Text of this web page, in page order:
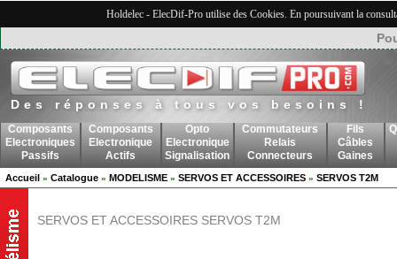
Holdelec - ElecDif-Pro utilise des Cookies. En poursuivant la
Des réponses à tous vos besoins !
Composants
Electroniques
Passifs
Composants
Electronique
Actifs
Opto
Electronique
Signalisation
Commutateurs
Relais
Connecteurs
Fils
Câbles
Gaines
Accueil » Catalogue » MODELISME » SERVOS ET ACCESSOIRES » SERVOS T2M
SERVOS ET ACCESSOIRES SERVOS T2M